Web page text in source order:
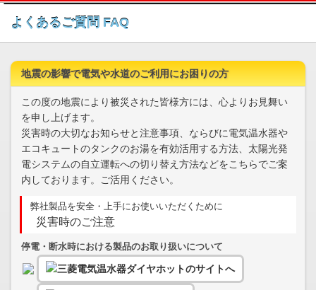
このページの本文へ
よくあるご質問 FAQ
地震の影響で電気や水道のご利用にお困りの方
この度の地震により被災された皆様方には、心よりお見舞い
を申し上げます。
災害時の大切なお知らせと注意事項、ならびに電気温水器や
エコキュートのタンクのお湯を有効活用する方法、太陽光発
電システムの自立運転への切り替え方法などをこちらでご案
内しております。ご活用ください。
弊社製品を安全・上手にお使いいただくために
災害時のご注意
停電・断水時における製品のお取り扱いについて